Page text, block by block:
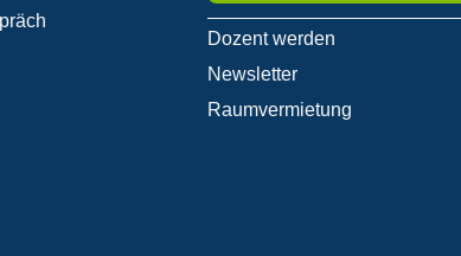
Dozent werden
Newsletter
Raumvermietung